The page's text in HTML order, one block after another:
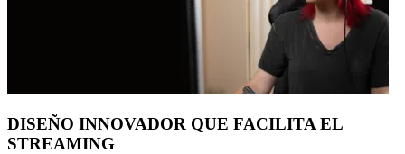
DISEÑO INNOVADOR QUE FACILITA EL
STREAMING